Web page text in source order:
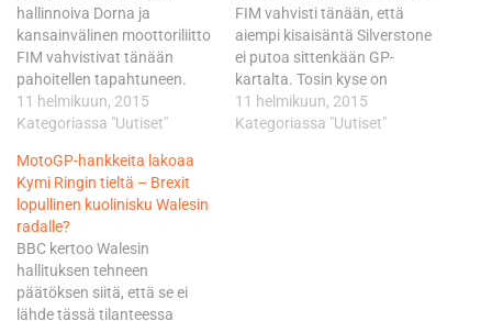
hallinnoiva Dorna ja
kansainvälinen moottoriliitto
FIM vahvistivat tänään
pahoitellen tapahtuneen.
Venäjän putoaminen
kalenterista merkitsee sitä,
kattaa alkavalla kaudella 13
osakilpailua. Kausi
käynnistyy tuttuun tapaan
Phillip Islandin radalla
Australiassa 22. helmikuuta.
Venäjän MM-osakilpailu oli
määrä ajaa 5. heinäkuuta.
11 helmikuun, 2015
Kategoriassa "Uutiset"
FIM vahvisti tänään, että
aiempi kisaisäntä Silverstone
ei putoa sittenkään GP-
kartalta. Tosin kyse on
edelleen
väliakaisratkaisusta, sillä
11 helmikuun, 2015
Kategoriassa "Uutiset"
MotoGP-hankkeita lakoaa
Kymi Ringin tieltä – Brexit
lopullinen kuolinisku Walesin
radalle?
BBC kertoo Walesin
hallituksen tehneen
päätöksen siitä, että se ei
lähde tässä tilanteessa